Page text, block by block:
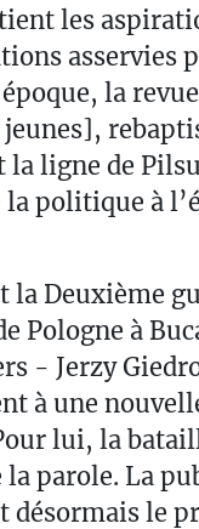
les
asservies
la
jeunes],
ligne de
politique à
la Deuxième
Pologne à
- Jerzy
à une
lui, la
la parole. La
désormais le